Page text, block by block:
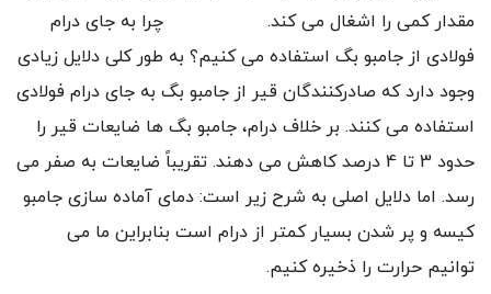
مقدار کمی را اشغال می کند. چرا به جای درام
فولادی از جامبو بگ استفاده می کنیم؟ به طور کلی دلایل زیادی
وجود دارد که صادرکنندگان قیر از جامبو بگ به جای درام فولادی
استفاده می کنند. بر خلاف درام، جامبو بگ ها ضایعات قیر را
حدود 3 تا 4 درصد کاهش می دهند. تقریباً ضایعات به صفر می
رسد. اما دلایل اصلی به شرح زیر است: دمای آماده سازی جامبو
کیسه و پر شدن بسیار کمتر از درام است بنابراین ما می
توانیم حرارت را ذخیره کنیم.